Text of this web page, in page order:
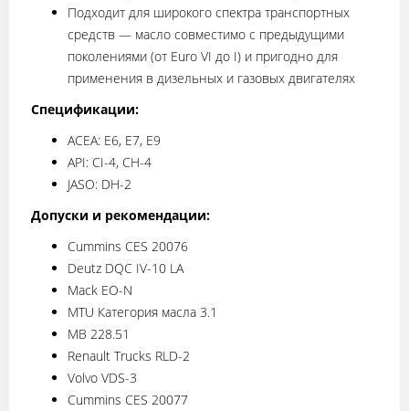
Подходит для широкого спектра транспортных
средств — масло совместимо с предыдущими
поколениями (от Euro VI до I) и пригодно для
применения в дизельных и газовых двигателях
Спецификации:
ACEA: E6, E7, E9
API: CI-4, CH-4
JASO: DH-2
Допуски и рекомендации:
Cummins CES 20076
Deutz DQC IV-10 LA
Mack EO-N
MTU Категория масла 3.1
MB 228.51
Renault Trucks RLD-2
Volvo VDS-3
Cummins CES 20077